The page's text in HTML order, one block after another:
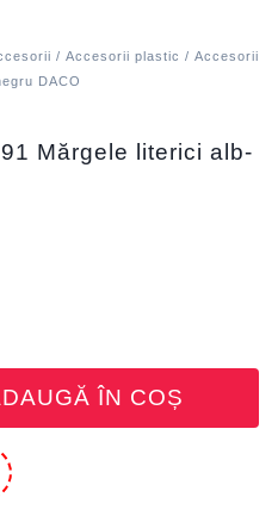
/ Accesorii plastic / Accesorii
DACO
Mărgele literici alb-
ÎN COȘ